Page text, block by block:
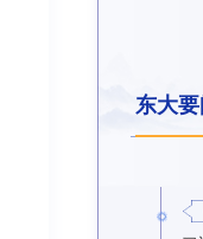
东大要